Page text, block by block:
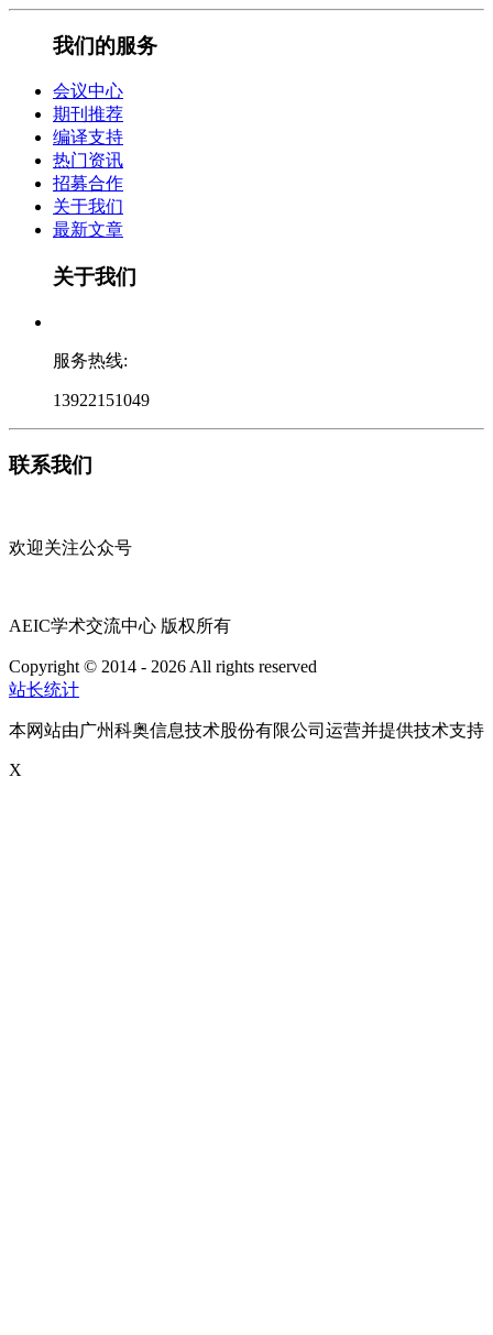
我们的服务
会议中心
期刊推荐
编译支持
热门资讯
招募合作
关于我们
最新文章
关于我们
服务热线:
13922151049
联系我们
欢迎关注公众号
AEIC学术交流中心 版权所有
Copyright © 2014 - 2026 All rights reserved
站长统计
本网站由广州科奥信息技术股份有限公司运营并提供技术支持
X